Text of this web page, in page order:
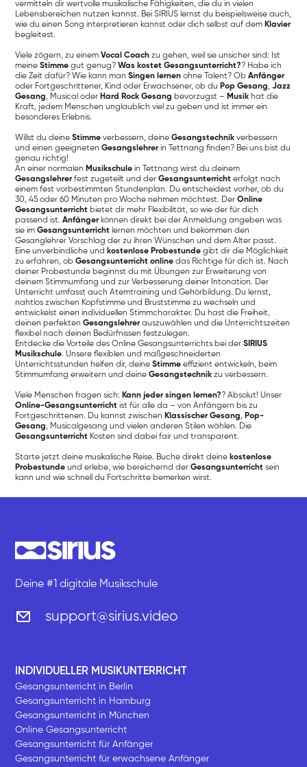
vermitteln dir wertvolle musikalische Fähigkeiten, die du in vielen
Lebensbereichen nutzen kannst. Bei SIRIUS lernst du beispielsweise auch,
wie du einen Song interpretieren kannst oder dich selbst auf dem Klavier
begleitest.
Viele zögern, zu einemVocal Coach zu gehen, weil sie unsicher sind: Ist
meineStimme gut genug?Was kostet Gesangsunterricht?? Habe ich
die Zeit dafür? Wie kann manSingen lernen ohne Talent? ObAnfänger
oder Fortgeschrittener, Kind oder Erwachsener, ob du Pop Gesang,Jazz
Gesang, Musical oder Hard Rock Gesang bevorzugst – Musik hat die
Kraft, jedem Menschen unglaublich viel zu geben und ist immer ein
besonderes Erlebnis.
Willst du deineStimme verbessern, deineGesangstechnik verbessern
und einen geeignetenGesangslehrer in Tettnang finden? Bei uns bist du
genau richtig!
An einer normalen Musikschule in Tettnang wirst du deinem
Gesangslehrer fest zugeteilt und derGesangsunterricht erfolgt nach
einem fest vorbestimmten Stundenplan. Du entscheidest vorher, ob du
30, 45 oder 60 Minuten pro Woche nehmen möchtest. DerOnline
Gesangsunterricht bietet dir mehr Flexibilität, so wie der für dich
passend ist.Anfänger können direkt bei der Anmeldung angeben was
sie imGesangsunterricht lernen möchten und bekommen den
Gesanglehrer Vorschlag der zu ihren Wünschen und dem Alter passt.
Eine unverbindliche und kostenlose Probestunde gibt dir die Möglichkeit
zu erfahren, obGesangsunterricht online das Richtige für dich ist. Nach
deiner Probestunde beginnst du mit Übungen zur Erweiterung von
deinem Stimmumfang und zur Verbesserung deiner Intonation. Der
Unterricht umfasst auch Atemtraining und Gehörbildung. Du lernst,
nahtlos zwischen Kopfstimme und Bruststimme zu wechseln und
entwickelst einen individuellen Stimmcharakter. Du hast die Freiheit,
deinen perfektenGesangslehrer auszuwählen und die Unterrichtszeiten
flexibel nach deinen Bedürfnissen festzulegen.
Entdecke die Vorteile des Online Gesangsunterrichts bei derSIRIUS
Musikschule. Unsere flexiblen und maßgeschneiderten
Unterrichtsstunden helfen dir, deineStimme effizient entwickeln, beim
Stimmumfang erweitern und deineGesangstechnik zu verbessern.
Viele Menschen fragen sich: Kann jeder singen lernen?? Absolut! Unser
Online-Gesangsunterricht ist für alle da – von Anfängern bis zu
Fortgeschrittenen. Du kannst zwischen Klassischer Gesang, Pop-
Gesang, Musicalgesang und vielen anderen Stilen wählen. Die
Gesangsunterricht Kosten sind dabei fair und transparent.
Starte jetzt deine musikalische Reise. Buche direkt deine kostenlose
Probestunde und erlebe, wie bereichernd derGesangsunterricht sein
kann und wie schnell du Fortschritte bemerken wirst.
Deine #1 digitale Musikschule
support@sirius.video
INDIVIDUELLER MUSIKUNTERRICHT
Gesangsunterricht in Berlin
Gesangsunterricht in Hamburg
Gesangsunterricht in München
Online Gesangsunterricht
Gesangsunterricht für Anfänger
Gesangsunterricht für erwachsene Anfänger